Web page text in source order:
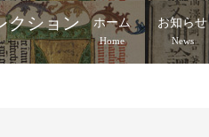
クション ホーム
Home
お知らせ
News